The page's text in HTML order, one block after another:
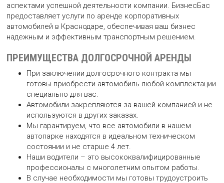
аспектами успешной деятельности компании. БизнесБас
предоставляет услуги по аренде корпоративных
автомобилей в Краснодаре, обеспечивая ваш бизнес
надежным и эффективным транспортным решением.
ПРЕИМУЩЕСТВА ДОЛГОСРОЧНОЙ АРЕНДЫ
При заключении долгосрочного контракта мы
готовы приобрести автомобиль любой комплектации
специально для вас.
Автомобили закрепляются за вашей компанией и не
используются в других заказах.
Мы гарантируем, что все автомобили в нашем
автопарке находятся в идеальном техническом
состоянии и не старше 4 лет.
Наши водители – это высококвалифицированные
профессионалы с многолетним опытом работы.
В случае необходимости мы готовы трудоустроить